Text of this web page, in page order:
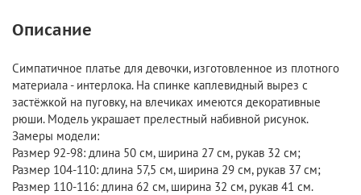
Описание
Симпатичное платье для девочки, изготовленное из плотного
материала - интерлока. На спинке каплевидный вырез с
застёжкой на пуговку, на влечиках имеются декоративные
рюши. Модель украшает прелестный набивной рисунок.
Замеры модели:
Размер 92-98: длина 50 см, ширина 27 см, рукав 32 см;
Размер 104-110: длина 57,5 см, ширина 29 см, рукав 37 см;
Размер 110-116: длина 62 см, ширина 32 см, рукав 41 см.